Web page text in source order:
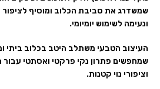
שמשדרג את סביבת הכלוב ומוסיף לציפור
ונעימה לשימוש יומיומי.
העיצוב הטבעי משתלב היטב בכלוב ביתי
שמחפשים פתרון נקי פרקטי ואסתטי עבור
וציפורי נוי קטנות.